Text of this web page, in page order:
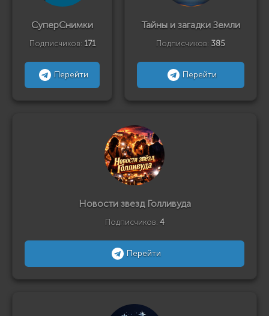
СуперСнимки
Подписчиков: 171
Перейти
Тайны и загадки Земли
Подписчиков: 385
Перейти
Новости звезд Голливуда
Подписчиков: 4
Перейти